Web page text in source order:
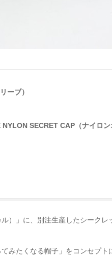
ーブ）
SECRET CAP（ナイロン
）」に、別注生産したシークレ
みたくなる帽子」をコンセプ